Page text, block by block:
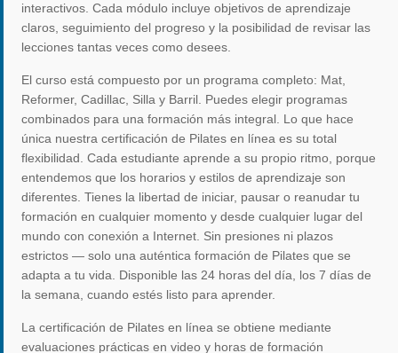
interactivos. Cada módulo incluye objetivos de aprendizaje
claros, seguimiento del progreso y la posibilidad de revisar las
lecciones tantas veces como desees.
El curso está compuesto por un programa completo: Mat,
Reformer, Cadillac, Silla y Barril. Puedes elegir programas
combinados para una formación más integral. Lo que hace
única nuestra certificación de Pilates en línea es su total
flexibilidad. Cada estudiante aprende a su propio ritmo, porque
entendemos que los horarios y estilos de aprendizaje son
diferentes. Tienes la libertad de iniciar, pausar o reanudar tu
formación en cualquier momento y desde cualquier lugar del
mundo con conexión a Internet. Sin presiones ni plazos
estrictos — solo una auténtica formación de Pilates que se
adapta a tu vida. Disponible las 24 horas del día, los 7 días de
la semana, cuando estés listo para aprender.
La certificación de Pilates en línea se obtiene mediante
evaluaciones prácticas en video y horas de formación